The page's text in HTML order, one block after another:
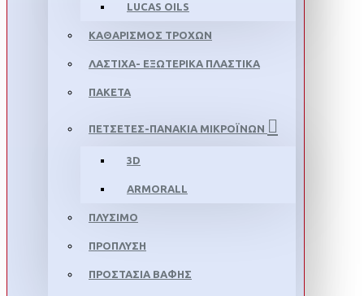
LUCAS OILS
ΚΑΘΑΡΙΣΜΟΣ ΤΡΟΧΩΝ
ΛΑΣΤΙΧΑ- ΕΞΩΤΕΡΙΚΑ ΠΛΑΣΤΙΚΑ
ΠΑΚΕΤΑ
ΠΕΤΣΕΤΕΣ-ΠΑΝΑΚΙΑ ΜΙΚΡΟΪΝΩΝ
3D
ARMORALL
ΠΛΥΣΙΜΟ
ΠΡΟΠΛΥΣΗ
ΠΡΟΣΤΑΣΙΑ ΒΑΦΗΣ